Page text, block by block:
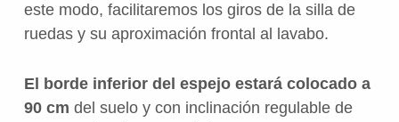
este modo, facilitaremos los giros de la silla de
ruedas y su aproximación frontal al lavabo.
El borde inferior del espejo estará colocado a
90 cm del suelo y con inclinación regulable de